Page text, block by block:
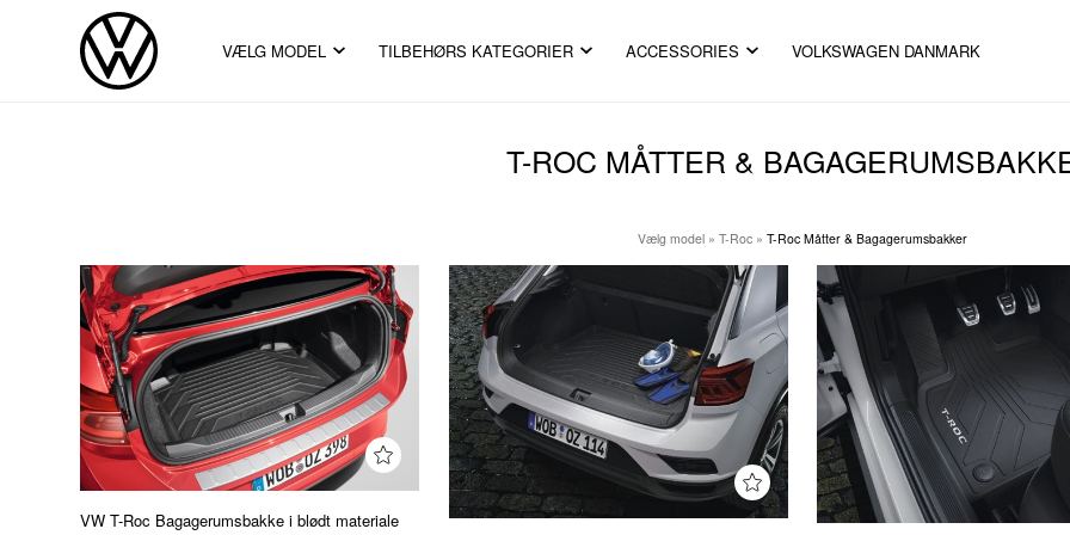
VÆLG MODEL TILBEHØRS KATEGORIER ACCESSORIES VOLKSWAGEN DANMARK
T-ROC MÅTTER &
Vælg model» T-Roc» T-Roc Måtter & Bagagerumsbakker
VW T-Roc Bagagerumsbakke i blødt materiale